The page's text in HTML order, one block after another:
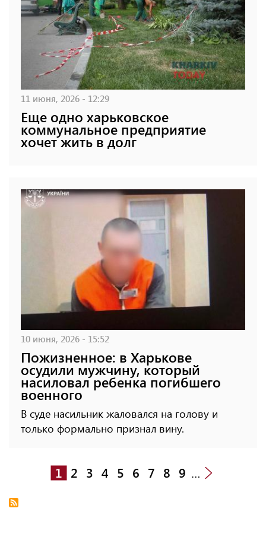
11 июня, 2026 - 12:29
Еще одно харьковское
коммунальное предприятие
хочет жить в долг
10 июня, 2026 - 15:52
Пожизненное: в Харькове
осудили мужчину, который
насиловал ребенка погибшего
военного
В суде насильник жаловался на голову и
только формально признал вину.
1 2 3 4 5 6 7 8 9 …